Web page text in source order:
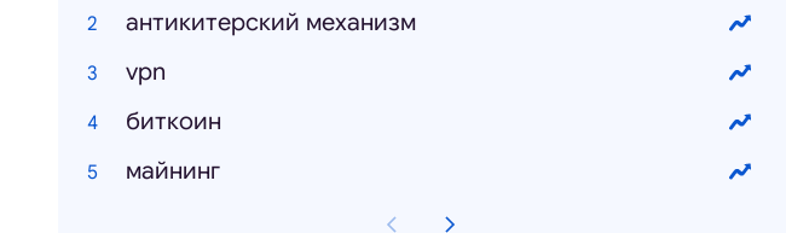
антикитерский механизм
vpn
биткоин
майнинг